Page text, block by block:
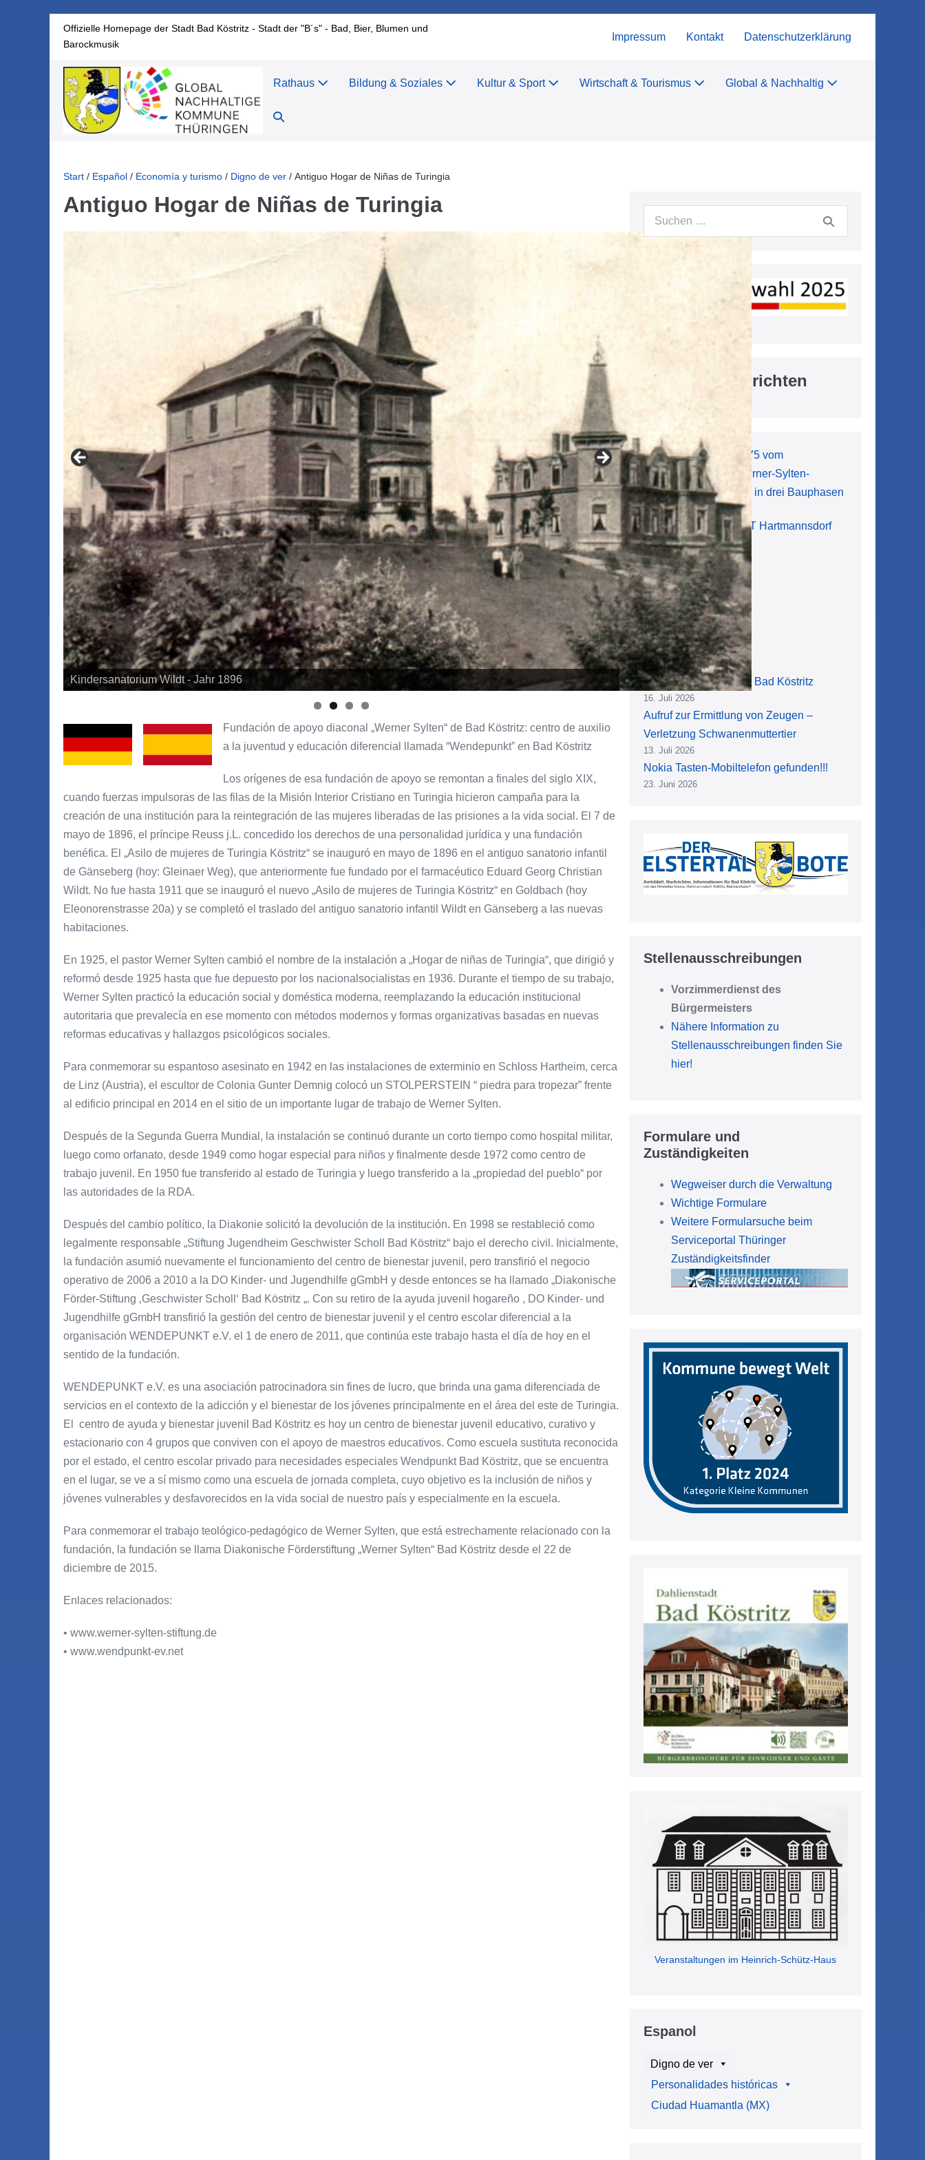
Offizielle Homepage der Stadt Bad Köstritz - Stadt der "B´s" - Bad, Bier, Blumen und
Barockmusik
Impressum Kontakt Datenschutzerklärung
Rathaus Bildung & Soziales Kultur & Sport Wirtschaft & Tourismus Global & Nachhaltig
Suche-
Start / Español / Economía y turismo / Digno de ver / Antiguo Hogar de Niñas de Turingia
Antiguo Hogar de Niñas de Turingia
Kindersanatorium Wildt - Jahr 1896
Fundación de apoyo diaconal „Werner Sylten“ de Bad Köstritz: centro de auxilio
a la juventud y educación diferencial llamada “Wendepunkt” en Bad Köstritz
Los orígenes de esa fundación de apoyo se remontan a finales del siglo XIX,
cuando fuerzas impulsoras de las filas de la Misión Interior Cristiano en Turingia hicieron campaña para la
creación de una institución para la reintegración de las mujeres liberadas de las prisiones a la vida social. El 7 de
mayo de 1896, el príncipe Reuss j.L. concedido los derechos de una personalidad jurídica y una fundación
benéfica. El „Asilo de mujeres de Turingia Köstritz“ se inauguró en mayo de 1896 en el antiguo sanatorio infantil
de Gänseberg (hoy: Gleinaer Weg), que anteriormente fue fundado por el farmacéutico Eduard Georg Christian
Wildt. No fue hasta 1911 que se inauguró el nuevo „Asilo de mujeres de Turingia Köstritz“ en Goldbach (hoy
Eleonorenstrasse 20a) y se completó el traslado del antiguo sanatorio infantil Wildt en Gänseberg a las nuevas
habitaciones.
En 1925, el pastor Werner Sylten cambió el nombre de la instalación a „Hogar de niñas de Turingia“, que dirigió y
reformó desde 1925 hasta que fue depuesto por los nacionalsocialistas en 1936. Durante el tiempo de su trabajo,
Werner Sylten practicó la educación social y doméstica moderna, reemplazando la educación institucional
autoritaria que prevalecía en ese momento con métodos modernos y formas organizativas basadas en nuevas
reformas educativas y hallazgos psicológicos sociales.
Para conmemorar su espantoso asesinato en 1942 en las instalaciones de exterminio en Schloss Hartheim, cerca
de Linz (Austria), el escultor de Colonia Gunter Demnig colocó un STOLPERSTEIN “ piedra para tropezar” frente
al edificio principal en 2014 en el sitio de un importante lugar de trabajo de Werner Sylten.
Después de la Segunda Guerra Mundial, la instalación se continuó durante un corto tiempo como hospital militar,
luego como orfanato, desde 1949 como hogar especial para niños y finalmente desde 1972 como centro de
trabajo juvenil. En 1950 fue transferido al estado de Turingia y luego transferido a la „propiedad del pueblo“ por
las autoridades de la RDA.
Después del cambio político, la Diakonie solicitó la devolución de la institución. En 1998 se restableció como
legalmente responsable „Stiftung Jugendheim Geschwister Scholl Bad Köstritz“ bajo el derecho civil. Inicialmente,
la fundación asumió nuevamente el funcionamiento del centro de bienestar juvenil, pero transfirió el negocio
operativo de 2006 a 2010 a la DO Kinder- und Jugendhilfe gGmbH y desde entonces se ha llamado „Diakonische
Förder-Stiftung ‚Geschwister Scholl‘ Bad Köstritz „. Con su retiro de la ayuda juvenil hogareño , DO Kinder- und
Jugendhilfe gGmbH transfirió la gestión del centro de bienestar juvenil y el centro escolar diferencial a la
organisación WENDEPUNKT e.V. el 1 de enero de 2011, que continúa este trabajo hasta el día de hoy en el
sentido de la fundación.
WENDEPUNKT e.V. es una asociación patrocinadora sin fines de lucro, que brinda una gama diferenciada de
servicios en el contexto de la adicción y el bienestar de los jóvenes principalmente en el área del este de Turingia.
El centro de ayuda y bienestar juvenil Bad Köstritz es hoy un centro de bienestar juvenil educativo, curativo y
estacionario con 4 grupos que conviven con el apoyo de maestros educativos. Como escuela sustituta reconocida
por el estado, el centro escolar privado para necesidades especiales Wendpunkt Bad Köstritz, que se encuentra
en el lugar, se ve a sí mismo como una escuela de jornada completa, cuyo objetivo es la inclusión de niños y
jóvenes vulnerables y desfavorecidos en la vida social de nuestro país y especialmente en la escuela.
Para conmemorar el trabajo teológico-pedagógico de Werner Sylten, que está estrechamente relacionado con la
fundación, la fundación se llama Diakonische Förderstiftung „Werner Sylten“ Bad Köstritz desde el 22 de
diciembre de 2015.
Enlaces relacionados:
• www.werner-sylten-stiftung.de
• www.wendpunkt-ev.net
Suchen
Aktuelle Nachrichten
Vollsperrung der L 1075 vom
Kreuzungsbereich Werner-Sylten-
Straße/Bahnhofstraße in drei Bauphasen
7. August 2026
Mobilfunktelefon im OT Hartmannsdorf
gefunden
7. August 2026
Das 48. Dahlienfest in Bad Köstritz
16. Juli 2026
Aufruf zur Ermittlung von Zeugen –
Verletzung Schwanenmuttertier
13. Juli 2026
Nokia Tasten-Mobiltelefon gefunden!!!
23. Juni 2026
Stellenausschreibungen
Vorzimmerdienst des
Bürgermeisters
Nähere Information zu
Stellenausschreibungen finden Sie
hier!
Formulare und
Zuständigkeiten
Wegweiser durch die Verwaltung
Wichtige Formulare
Weitere Formularsuche beim
Serviceportal Thüringer
Zuständigkeitsfinder
Veranstaltungen im Heinrich-Schütz-Haus
Espanol
Digno de ver
Personalidades históricas
Ciudad Huamantla (MX)